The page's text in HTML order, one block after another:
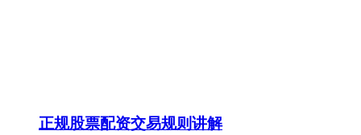
正规股票配资交易规则讲解